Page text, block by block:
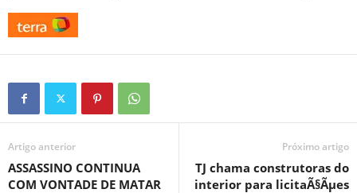
Artigo anterior
ASSASSINO CONTINUA
COM VONTADE DE MATAR
Próximo artigo
TJ chama construtoras do
interior para licitaÃ§Ãµes